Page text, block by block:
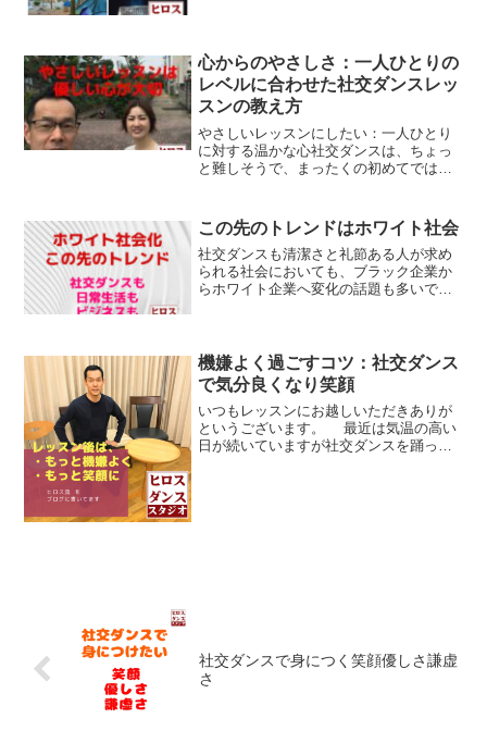
たち、ヒロスとミスズがキャ...
心からのやさしさ：一人ひとりの
レベルに合わせた社交ダンスレッ
スンの教え方
やさしいレッスンにしたい：一人ひとり
に対する温かな心社交ダンスは、ちょっ
と難しそうで、まったくの初めてでは挑
生活とは、自分のイメージが大きく違う
ので、身近に感じないかも...
この先のトレンドはホワイト社会
社交ダンスも清潔さと礼節ある人が求め
られる社会においても、ブラック企業か
らホワイト企業へ変化の話題も多いで
と高貴な雰囲気があるから...
機嫌よく過ごすコツ：社交ダンス
で気分良くなり笑顔
いつもレッスンにお越しいただきありが
というございます。 最近は気温の高い
日が続いていますが社交ダンスを踊って
社交ダンスで身につく笑顔優しさ謙虚
さ